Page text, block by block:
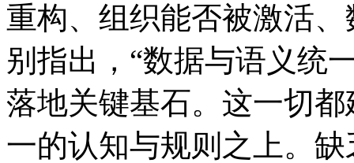
重构、组织能否被激活
别指出，“数据与语义统
落地关键基石。这一切都
一的认知与规则之上。缺